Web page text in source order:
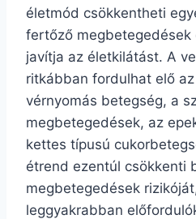
életmód csökkentheti
fertőző megbetegedések
javítja az életkilátást. A
ritkábban fordulhat elő
vérnyomás betegség, a
megbetegedések, az
kettes típusú
étrend ezentúl csökkenti
megbetegedések
leggyakrabban